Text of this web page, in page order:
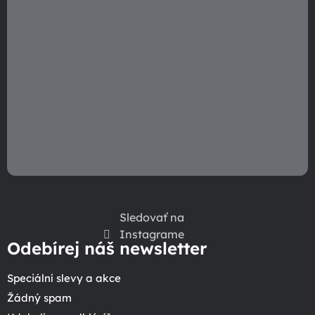
Sledovať na
Instagrame
Odebírej náš newsletter
Speciální slevy a akce
Žádný spam